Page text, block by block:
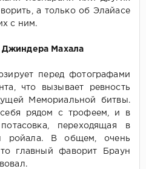
а только об Элайасе
с ним.
Махала
перед фотографами
что вызывает ревность
Мемориальной битвы.
себя рядом с трофеем, и в
переходящая в
ройала. В общем, очень
главный фаворит Браун